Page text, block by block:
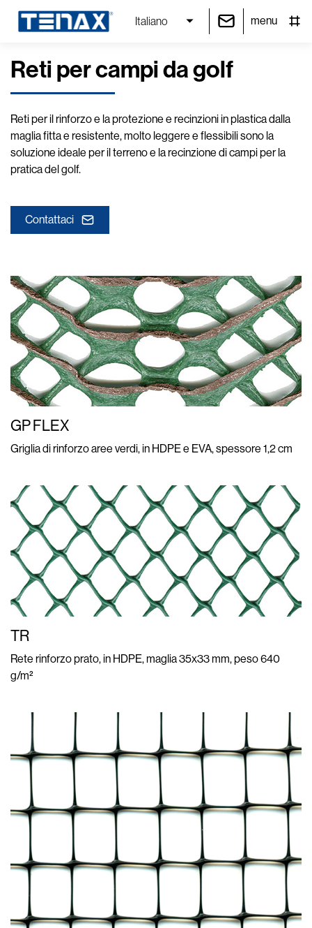
Italiano menu
Reti per campi da golf
Reti per il rinforzo e la protezione e recinzioni in plastica dalla
maglia fitta e resistente, molto leggere e flessibili sono la
soluzione ideale per il terreno e la recinzione di campi per la
pratica del golf.
Contattaci
GP FLEX
Griglia di rinforzo aree verdi, in HDPE e EVA, spessore 1,2 cm
TR
Rete rinforzo prato, in HDPE, maglia 35x33 mm, peso 640
g/m²